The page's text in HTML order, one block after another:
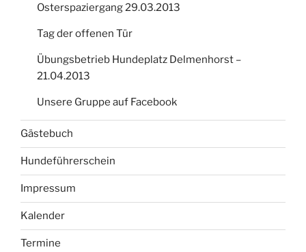
Osterspaziergang 29.03.2013
Tag der offenen Tür
Übungsbetrieb Hundeplatz Delmenhorst –
21.04.2013
Unsere Gruppe auf Facebook
Gästebuch
Hundeführerschein
Impressum
Kalender
Termine